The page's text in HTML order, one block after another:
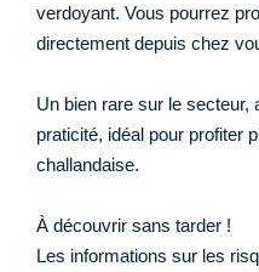
verdoyant. Vous pourrez
directement depuis chez
Un bien rare sur le secteur,
praticité, idéal pour profiter
challandaise.
À découvrir sans tarder !
Les informations sur les